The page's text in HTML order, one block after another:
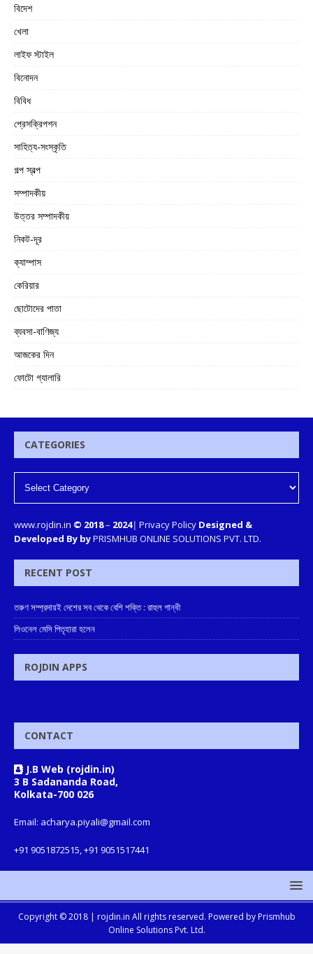
বিদেশ
খেলা
লাইফ স্টাইল
বিনোদন
বিবিধ
প্রেসক্রিপশন
সাহিত্য-সংস্কৃতি
গল্প স্বল্প
সম্পাদকীয়
উত্তর সম্পাদকীয়
নিকট-দূর
ক্যাম্পাস
কেরিয়ার
ছোটোদের পাতা
ব্যবসা-বাণিজ্য
আজকের দিন
ফোটো গ্যালারি
CATEGORIES
www.rojdin.in © 2018– 2024| Privacy Policy Designed &
Developed By byPRISMHUB ONLINE SOLUTIONS PVT. LTD.
RECENT POST
তরুণ সম্প্রদায়ই দেশের সব থেকে বেশি শক্তি : রাহুল গান্ধী
লিওনেল মেসি পিতৃহারা হলেন
ROJDIN APPS
CONTACT
J.B Web (rojdin.in)
3 B Sadananda Road,
Kolkata-700 026
Email: acharya.piyali@gmail.com
+91 9051872515, +91 9051517441
Copyright © 2018 | rojdin.in All rights reserved. Powered by Prismhub
Online Solutions Pvt. Ltd.